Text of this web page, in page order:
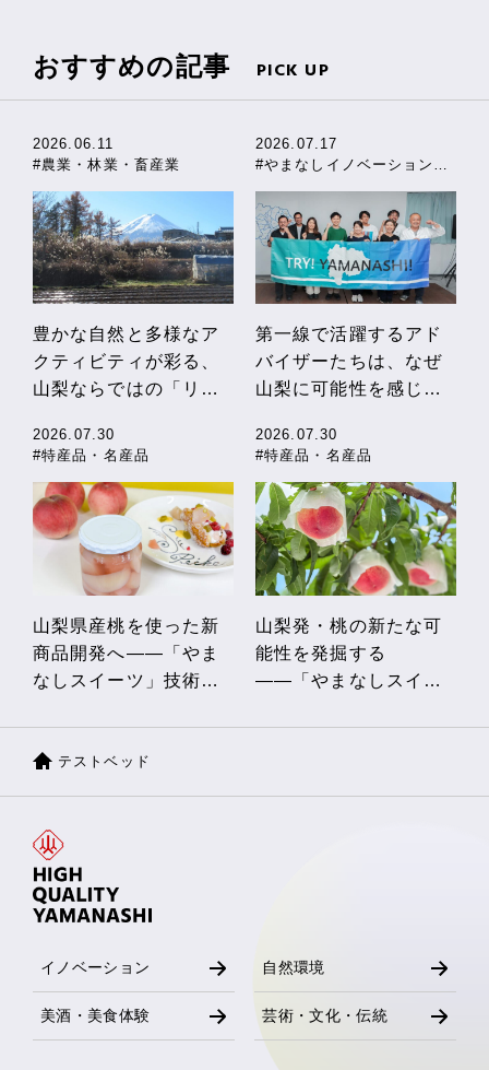
おすすめの記事 PICK UP
2026.06.11
#農業・林業・畜産業
豊かな自然と多様なア
クティビティが彩る、
山梨ならではの「リフ
2026.07.17
第一線で活躍するアド
バイザーたちは、なぜ
山梨に可能性を感じる
2026.07.30
#特産品・名産品
山梨県産桃を使った新
商品開発へ――「やま
なしスイーツ」技術向
2026.07.30
#特産品・名産品
山梨発・桃の新たな可
能性を発掘する
――「やまなしスイー
テストベッド
イノベーション
美酒・美食体験
自然環境
芸術・文化・伝統